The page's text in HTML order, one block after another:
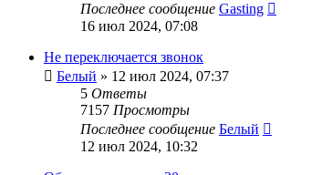
Последнее сообщение Gasting
16 июл 2024, 07:08
Не переключается звонок
Белый » 12 июл 2024, 07:37
5 Ответы
7157 Просмотры
Последнее сообщение Белый
12 июл 2024, 10:32